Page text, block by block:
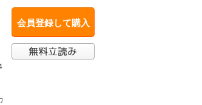
会員登録して購入